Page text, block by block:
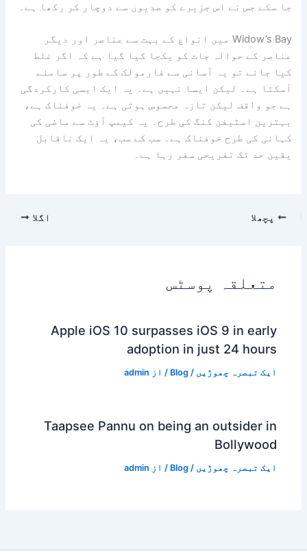
جا سکے جس نے اس جزیرے کو صدیوں سے دوچار کر رکھا ہے۔
Widow’s Bay میں انواع کے بہت سے عناصر اور دیگر
عناصر کے حوالہ جات کو یکجا کیا گیا ہے کہ اگر غلط
کیا جائے تو یہ آسانی سے فارمولک کے طور پر سامنے
آسکتا ہے۔ لیکن ایسا نہیں ہے۔ یہ ایک ایسی کارکردگی
ہے جو واقف لیکن تازہ محسوس ہوتی ہے۔ یہ خوفناک ہے،
بہترین اسٹیفن کنگ کی طرح۔ یہ کیمپ آؤٹ سے ماضی کی
کہانی کی طرح خوفناک ہے۔ سب کے سب، یہ ایک ناقابل
یقین حد تک تفریحی سفر رہا ہے۔
پچھلا اگلا
متعلقہ پوسٹس
Apple iOS 10 surpasses iOS 9 in early
adoption in just 24 hours
ایک تبصرہ چھوڑیں /
Blog / از admin
Taapsee Pannu on being an outsider in
Bollywood
ایک تبصرہ چھوڑیں /
Blog / از admin